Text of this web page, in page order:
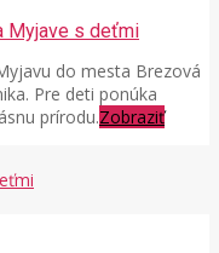
Myjave s deťmi
do mesta Brezová
Pre deti ponúka
prírodu.Zobraziť